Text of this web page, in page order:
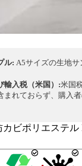
ル: A5サイズの生地サ
輸入税（米国）:米国
まれておらず、購入
ビポリエステル